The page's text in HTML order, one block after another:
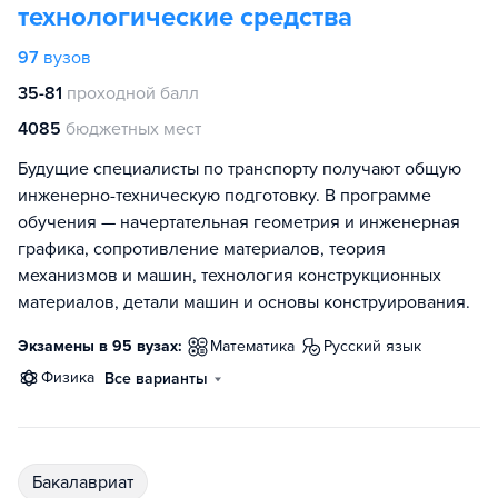
технологические средства
97 вузов
35-81 проходной балл
4085 бюджетных мест
Будущие специалисты по транспорту получают общую
инженерно-техническую подготовку. В программе
обучения — начертательная геометрия и инженерная
графика, сопротивление материалов, теория
механизмов и машин, технология конструкционных
материалов, детали машин и основы конструирования.
Экзамены в 95 вузах: математика
русский язык
физика Все варианты
бакалавриат